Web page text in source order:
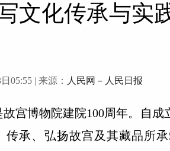
文化传承与实
05:55 | 来源： 人民网－人民日报
博物院建院100周年。自成
传承、弘扬故宫及其藏品所